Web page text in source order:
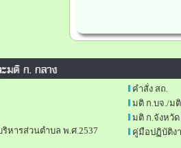
หารส่วนตำบล พ.ศ.2537
คำสั่ง สถ.
มติ ก.บจ./ม
มติ ก.จังหวัด
คู่มือปฏิบัติง